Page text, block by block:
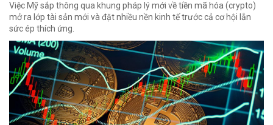
Việc Mỹ sắp thông qua khung pháp lý mới về tiền mã hóa (crypto)
mở ra lớp tài sản mới và đặt nhiều nền kinh tế trước cả cơ hội lẫn
sức ép thích ứng.